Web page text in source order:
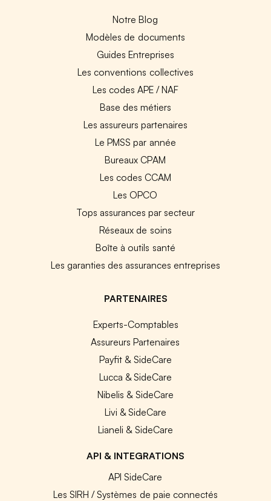
Notre Blog
Modèles de documents
Guides Entreprises
Les conventions collectives
Les codes APE / NAF
Base des métiers
Les assureurs partenaires
Le PMSS par année
Bureaux CPAM
Les codes CCAM
Les OPCO
Tops assurances par secteur
Réseaux de soins
Boîte à outils santé
Les garanties des assurances entreprises
PARTENAIRES
Experts-Comptables
Assureurs Partenaires
Payfit & SideCare
Lucca & SideCare
Nibelis & SideCare
Livi & SideCare
Lianeli & SideCare
API & INTEGRATIONS
API SideCare
Les SIRH / Systèmes de paie connectés